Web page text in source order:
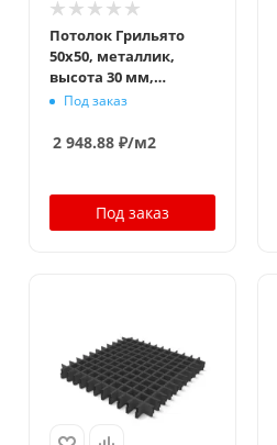
Потолок Грильято
50x50, металлик,
высота 30 мм,
ширина 10 мм
Под заказ
2 948.88 ₽/м2
Под заказ